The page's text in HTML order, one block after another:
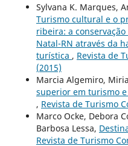
Sylvana K. Marques,
Turismo cultural e o
ribeira: a
Natal-RN através da
turística , Revista de
(2015)
Marcia Algemiro,
superior em turismo
, Revista de Turismo
Marco Ocke, Debora
Barbosa Lessa,
Revista de Turismo